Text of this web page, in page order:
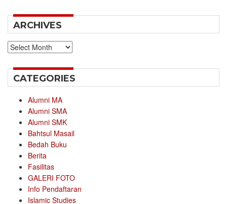
ARCHIVES
Archives
CATEGORIES
Alumni MA
Alumni SMA
Alumni SMK
Bahtsul Masail
Bedah Buku
Berita
Fasilitas
GALERI FOTO
Info Pendaftaran
Islamic Studies